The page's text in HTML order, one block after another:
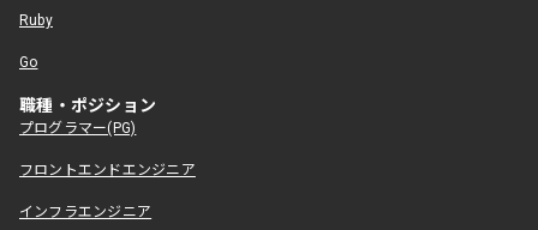
Ruby
Go
職種・ポジション
プログラマー(PG)
フロントエンドエンジニア
インフラエンジニア